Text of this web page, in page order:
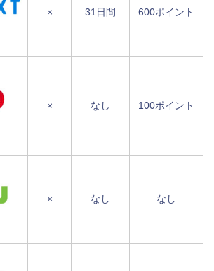
× 31日間 600ポイント
× なし 100ポイント
× なし なし